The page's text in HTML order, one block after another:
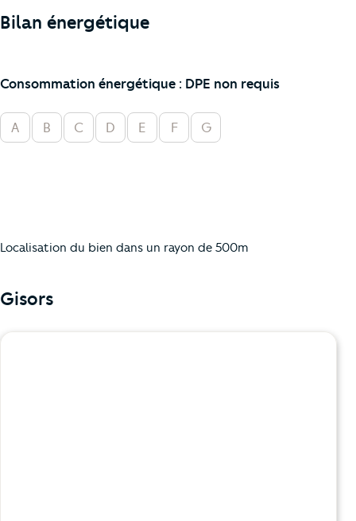
Bilan énergétique
Consommation énergétique : DPE non requis
A B C D E F G
Localisation du bien dans un rayon de 500m
Gisors